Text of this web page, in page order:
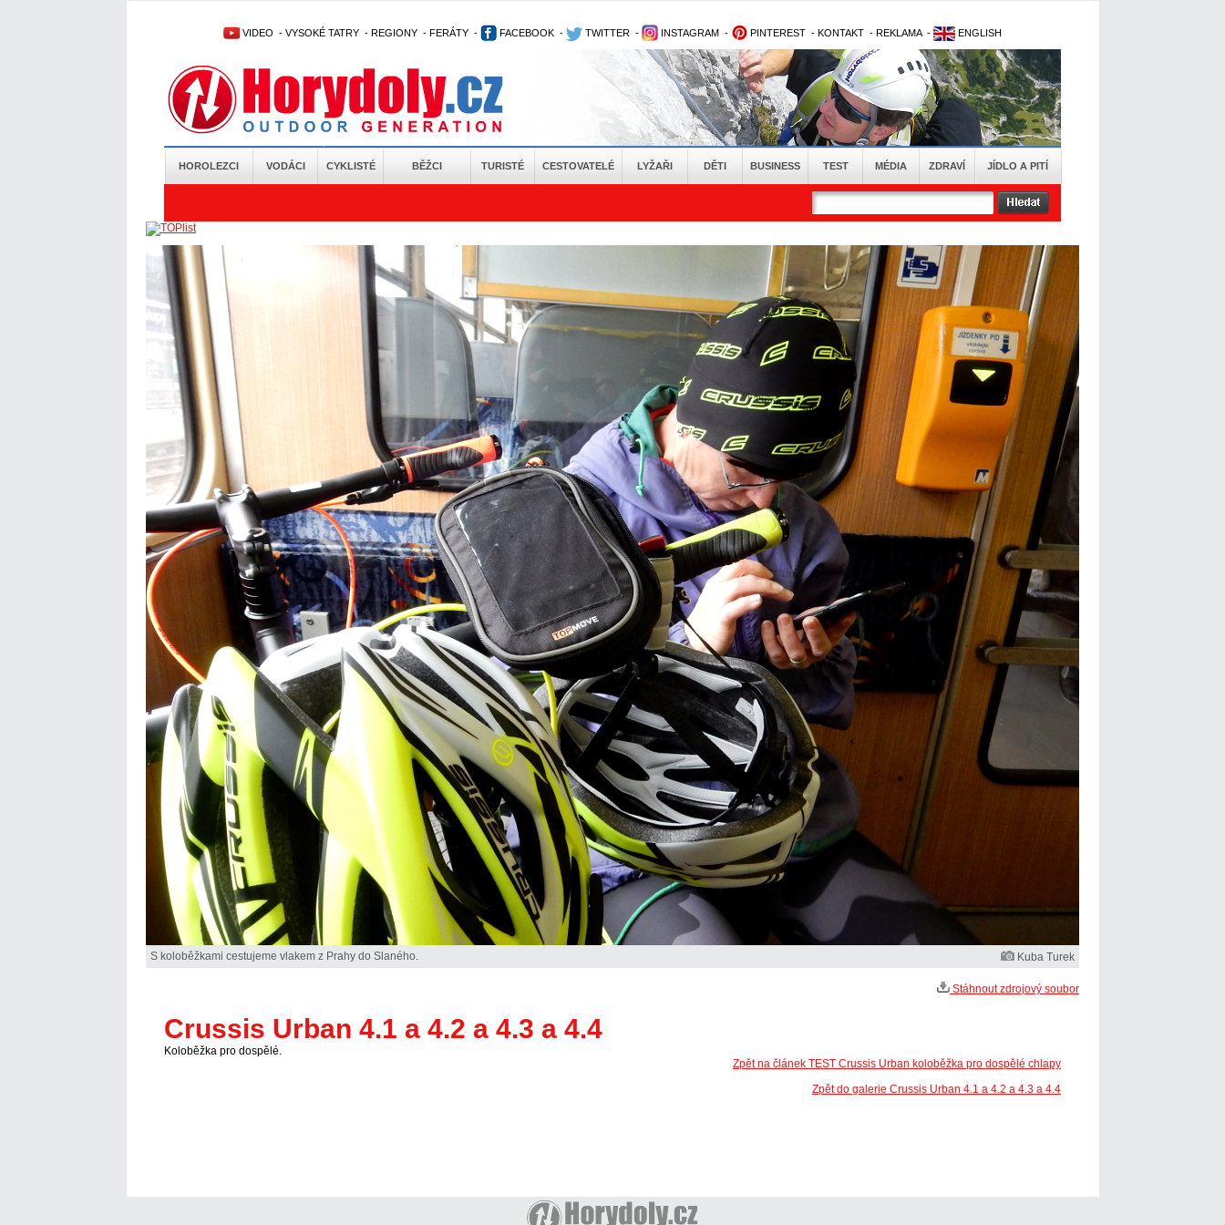
VIDEO - VYSOKÉ TATRY - REGIONY - FERÁTY - FACEBOOK - TWITTER - INSTAGRAM - PINTEREST - KONTAKT - REKLAMA - ENGLISH
HOROLEZCI VODÁCI CYKLISTÉ BĚŽCI TURISTÉ CESTOVATELÉ LYŽAŘI DĚTI BUSINESS TEST MÉDIA ZDRAVÍ JÍDLO A PITÍ
S koloběžkami cestujeme vlakem z Prahy do Slaného. Kuba Turek
Stáhnout zdrojový soubor
Crussis Urban 4.1 a 4.2 a 4.3 a 4.4
Koloběžka pro dospělé.
Zpět na článek TEST Crussis Urban koloběžka pro dospělé chlapy
Zpět do galerie Crussis Urban 4.1 a 4.2 a 4.3 a 4.4